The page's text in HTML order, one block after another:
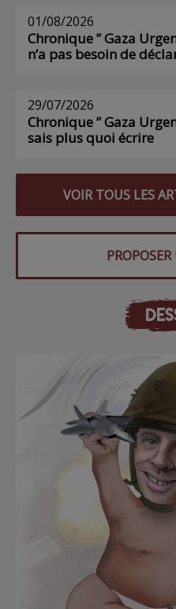
01/08/2026
Chronique ” Gaza
n’a pas besoin de
29/07/2026
Chronique ” Gaza
sais plus quoi écrire
VOIR TOUS LES